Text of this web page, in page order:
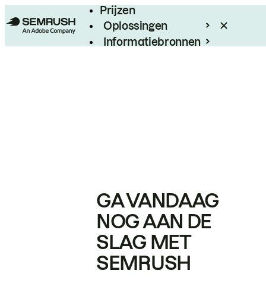
Prijzen
Oplossingen
Informatiebronnen
GA VANDAAG
NOG AAN DE
SLAG MET
SEMRUSH